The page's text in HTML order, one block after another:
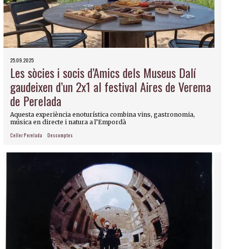
25.09.2025
Les sòcies i socis d’Amics dels Museus Dalí
gaudeixen d’un 2x1 al festival Aires de Verema
de Perelada
Aquesta experiència enoturística combina vins, gastronomia,
música en directe i natura a l’Empordà
Celler Perelada Descomptes